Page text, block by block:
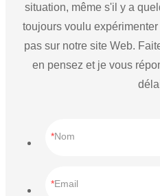
situation, même s'il y a
toujours voulu
pas sur notre site Web.
en pensez et je vous
Nom
Email